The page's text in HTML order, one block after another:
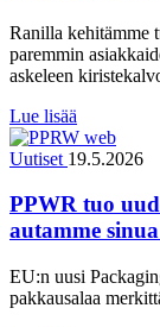
Ranilla kehitämme
paremmin
askeleen
Lue lisää
Uutiset 19.5.2026
PPWR tuo
autamme
EU:n uusi
pakkausalaa